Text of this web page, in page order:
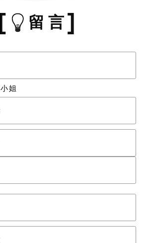
留 言
小姐